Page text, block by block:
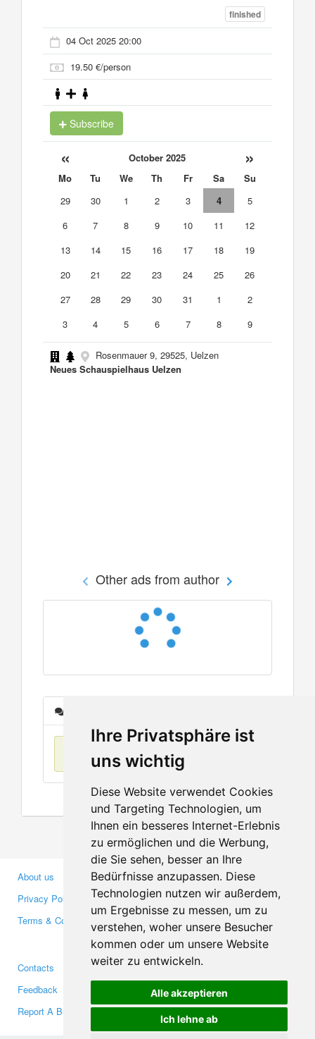
Ihre Privatsphäre ist
uns wichtig
Diese Website verwendet Cookies
und Targeting Technologien, um
Ihnen ein besseres Internet-Erlebnis
zu ermöglichen und die Werbung,
die Sie sehen, besser an Ihre
Bedürfnisse anzupassen. Diese
Technologien nutzen wir außerdem,
um Ergebnisse zu messen, um zu
verstehen, woher unsere Besucher
kommen oder um unsere Website
weiter zu entwickeln.
Alle akzeptieren
Ich lehne ab
finished
04 Oct 2025 20:00
19.50 €/person
Subscribe
« October 2025 »
Mo Tu We Th Fr Sa
Su
29
30 1 2 3 4
5
6
7 8 9 10 11
12
13
14 15 16 17 18
19
20
21 22 23 24 25
26
27
28 29 30 31 1
2
3
4 5 6 7 8 9
Rosenmauer 9, 29525, Uelzen
Neues Schauspielhaus Uelzen
Other ads from author
No items found
About us
Privacy Policy
Terms & Conditions
Business Partners
Investors
Media
Contacts
Feedback
Report A Bug
Facebook
Twitter
YouTube
Google+